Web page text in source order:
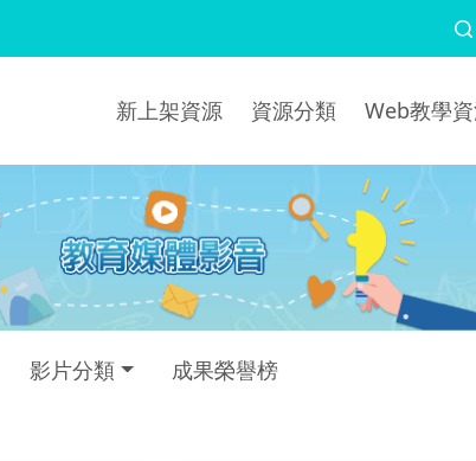
新上架資源 資源分類 Web教學
影片分類 成果榮譽榜